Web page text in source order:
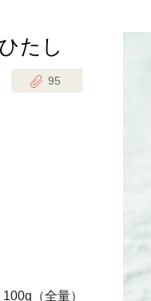
たし
95
100g（全量）